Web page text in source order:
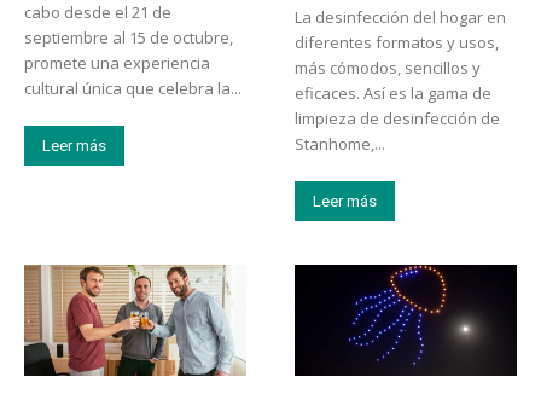
cabo desde el 21 de
septiembre al 15 de octubre,
promete una experiencia
cultural única que celebra la...
Leer más
La desinfección del hogar en
diferentes formatos y usos,
más cómodos, sencillos y
eficaces. Así es la gama de
limpieza de desinfección de
Stanhome,...
Leer más